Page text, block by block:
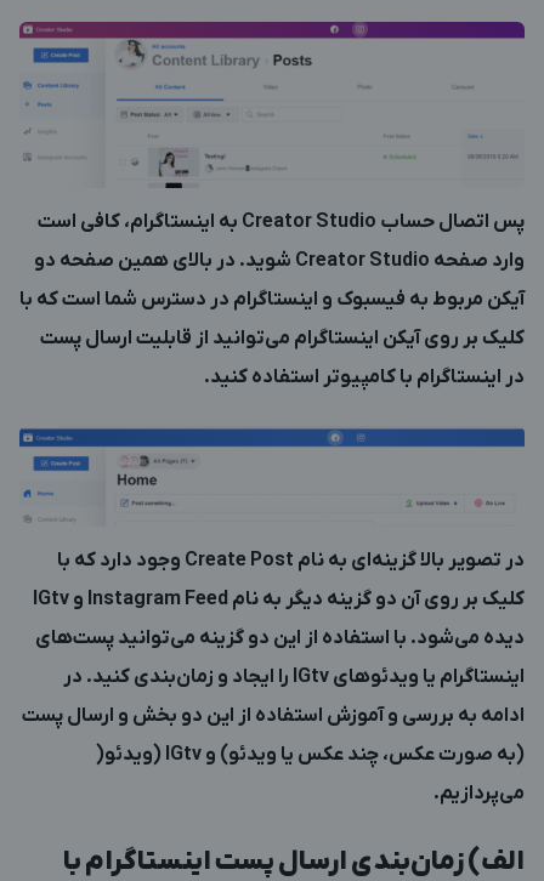
پس اتصال حساب Creator Studio به اینستاگرام، کافی است
وارد صفحه Creator Studio شوید. در بالای همین صفحه دو
آیکن مربوط به فیسبوک و اینستاگرام در دسترس شما است که با
کلیک بر روی آیکن اینستاگرام می‌توانید از قابلیت ارسال پست
در اینستاگرام با کامپیوتر استفاده کنید.
در تصویر بالا گزینه‌ای به نام Create Post وجود دارد که با
کلیک بر روی آن دو گزینه دیگر به نام Instagram Feed و IGtv
دیده می‌شود. با استفاده از این دو گزینه می‌توانید پست‌های
اینستاگرام یا ویدئوهای IGtv را ایجاد و زمان‌بندی کنید. در
ادامه به بررسی و آموزش استفاده از این دو بخش و ارسال پست
(به صورت عکس، چند عکس یا ویدئو) و IGtv (ویدئو(
می‌پردازیم.
الف) زمان‌بندی ارسال پست اینستاگرام با